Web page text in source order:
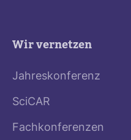
Wir vernetzen
Jahreskonferenz
SciCAR
Fachkonferenzen